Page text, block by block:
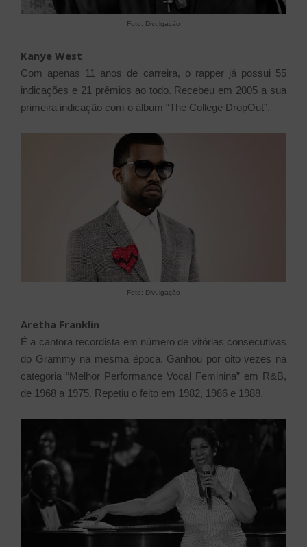
Foto: Divulgação
Kanye West
Com apenas 11 anos de carreira, o rapper já possui 55
indicações e 21 prêmios ao todo. Recebeu em 2005 a sua
primeira indicação com o álbum “The College DropOut”.
Foto: Divulgação
Aretha Franklin
É a cantora recordista em número de vitórias consecutivas
do Grammy na mesma época. Ganhou por oito vezes na
categoria “Melhor Performance Vocal Feminina” em R&B,
de 1968 a 1975. Repetiu o feito em 1982, 1986 e 1988.